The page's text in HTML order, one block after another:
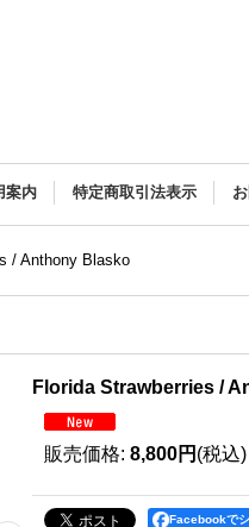
案内 特定商取引法表示
/ Anthony Blasko
Florida Strawberries /
販売価格: 8,800円 (税込)
Facebookで